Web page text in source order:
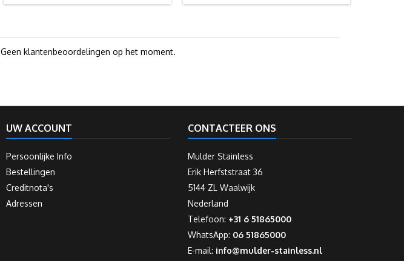
Geen klantenbeoordelingen op het moment.
UW ACCOUNT
Persoonlijke Info
Bestellingen
Creditnota's
Adressen
CONTACTEER ONS
Mulder Stainless
Erik Herfststraat 36
5144 ZL Waalwijk
Nederland
Telefoon: +31 6 51865000
WhatsApp: 06 51865000
E-mail: info@mulder-stainless.nl